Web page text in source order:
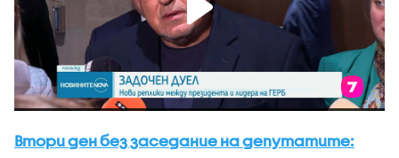
Втори ден без заседание на депутатите: